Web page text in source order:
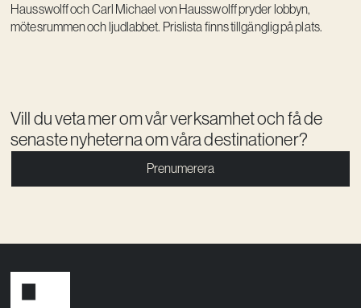
Hausswolff och Carl Michael von Hausswolff pryder lobbyn,
mötesrummen och ljudlabbet. Prislista finns tillgänglig på plats.
Vill du veta mer om vår verksamhet och få de
senaste nyheterna om våra destinationer?
Prenumerera